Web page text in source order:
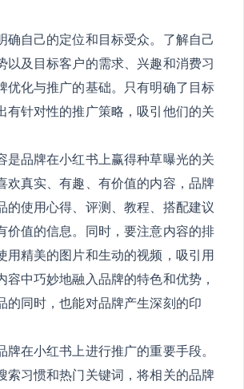
确自己的定位和目标受众。了解自己
以及目标客户的需求、兴趣和消费习
优化与推广的基础。只有明确了目标
有针对性的推广策略，吸引他们的关
是品牌在小红书上赢得种草曝光的关
欢真实、有趣、有价值的内容，品牌
的使用心得、评测、教程、搭配建议
价值的信息。同时，要注意内容的排
用精美的图片和生动的视频，吸引用
容中巧妙地融入品牌的特色和优势，
的同时，也能对品牌产生深刻的印
牌在小红书上进行推广的重要手段。
索习惯和热门关键词，将相关的品牌